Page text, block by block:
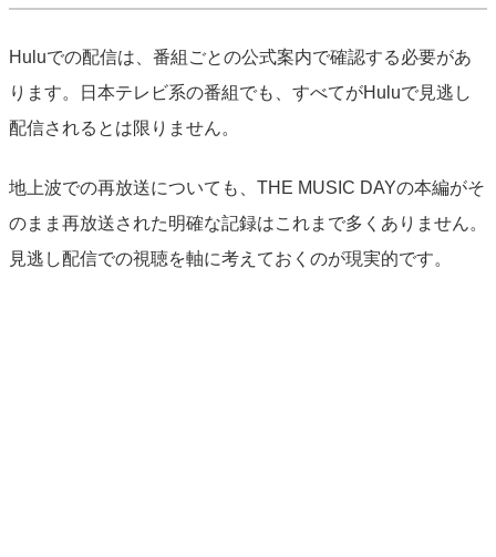
Huluでの配信は、番組ごとの公式案内で確認する必要があ
ります。日本テレビ系の番組でも、すべてがHuluで見逃し
配信されるとは限りません。
地上波での再放送についても、THE MUSIC DAYの本編がそ
のまま再放送された明確な記録はこれまで多くありません。
見逃し配信での視聴を軸に考えておくのが現実的です。